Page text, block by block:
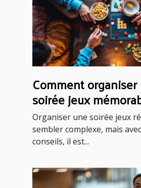
Comment
soirée jeux
effort ?
Organiser une soirée jeux
sembler complexe, mais
conseils, il est...